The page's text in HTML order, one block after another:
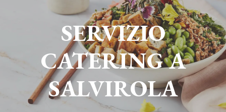
SERVIZIO
CATERING A
SALVIROLA